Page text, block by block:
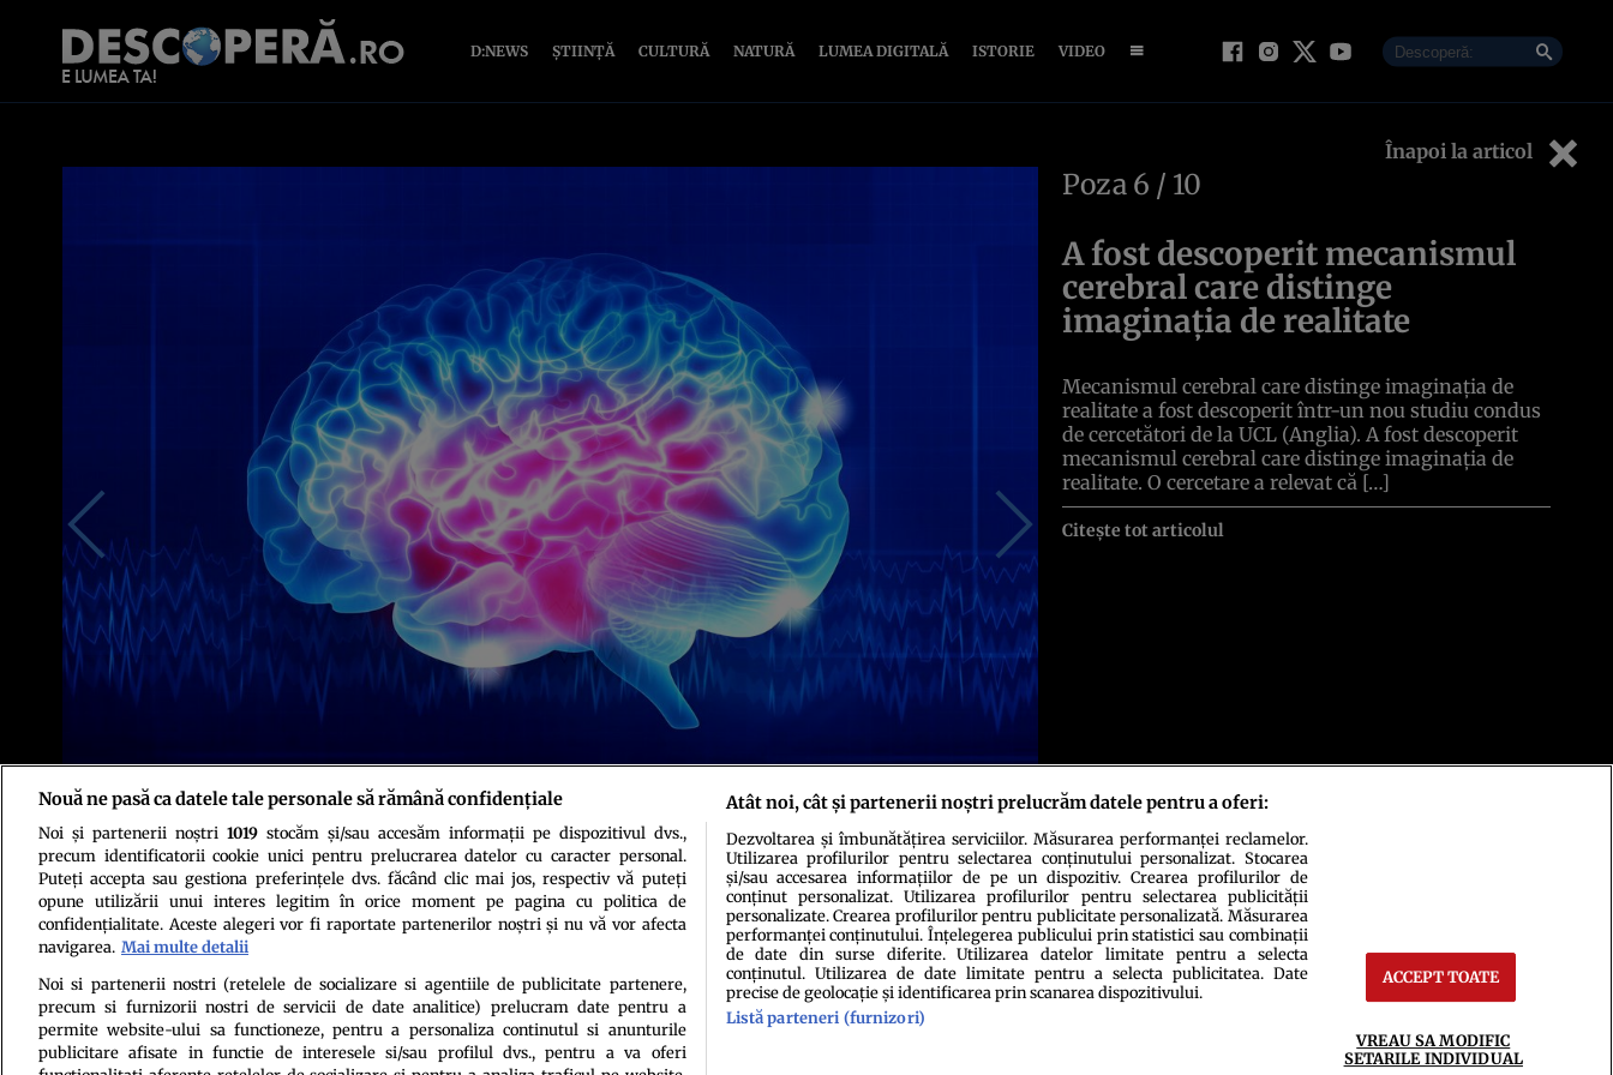
D:NEWS ȘTIINȚĂ CULTURĂ NATURĂ LUMEA DIGITALĂ ISTORIE VIDEO
Înapoi la articol
Foto: Shutterstock
Poza 6 / 10
A fost descoperit mecanismul
cerebral care distinge
imaginația de realitate
Mecanismul cerebral care distinge imaginația de
realitate a fost descoperit într-un nou studiu condus
de cercetători de la UCL (Anglia). A fost descoperit
mecanismul cerebral care distinge imaginația de
realitate. O cercetare a relevat că […]
Citește tot articolul
Politica de confidenţialitatePolitica de cookiesTermeni şi condiţiiEchipa redacțională
Nouă ne pasă ca datele tale personale să rămână confidențiale
Noi și partenerii noștri 1019stocăm și/sau accesăm informații pe dispozitivul dvs.,
precum identificatorii cookie unici pentru prelucrarea datelor cu caracter personal.
Puteți accepta sau gestiona preferințele dvs. făcând clic mai jos, respectiv vă puteți
opune utilizării unui interes legitim în orice moment pe pagina cu politica de
confidențialitate. Aceste alegeri vor fi raportate partenerilor noștri și nu vă vor afecta
navigarea. Mai multe detalii
Noi si partenerii nostri (retelele de socializare si agentiile de publicitate partenere,
precum si furnizorii nostri de servicii de date analitice) prelucram date pentru a
permite website-ului sa functioneze, pentru a personaliza continutul si anunturile
publicitare afisate in functie de interesele si/sau profilul dvs., pentru a va oferi
Atât noi, cât și partenerii noștri prelucrăm datele pentru a oferi:
Dezvoltarea și îmbunătățirea serviciilor. Măsurarea performanței reclamelor.
Utilizarea profilurilor pentru selectarea conținutului personalizat. Stocarea
și/sau accesarea informațiilor de pe un dispozitiv. Crearea profilurilor de
conținut personalizat. Utilizarea profilurilor pentru selectarea publicității
personalizate. Crearea profilurilor pentru publicitate personalizată. Măsurarea
performanței conținutului. Înțelegerea publicului prin statistici sau combinații
de date din surse diferite. Utilizarea datelor limitate pentru a selecta
conținutul. Utilizarea de date limitate pentru a selecta publicitatea. Date
precise de geolocație și identificarea prin scanarea dispozitivului.
Listă parteneri (furnizori)
ACCEPT TOATE
VREAU SA MODIFIC
SETARILE INDIVIDUAL